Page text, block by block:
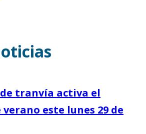
tranvía activa el
este lunes 29 de